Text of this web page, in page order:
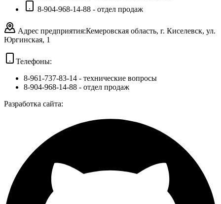
8-904-968-14-88 - отдел продаж
Адрес предприятия:Кемеровская область, г. Киселевск, ул.
Юргинская, 1
Телефоны:
8-961-737-83-14 - технические вопросы
8-904-968-14-88 - отдел продаж
Разработка сайта: